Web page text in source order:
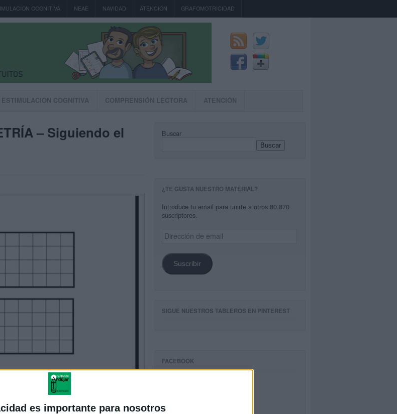
es importante para nosotros
COGNITIVA NEAE NAVIDAD ATENCIÓN GRAFOMOTRICIDAD
ESTIMULACION COGNITIVA COMPRENSIÓN LECTORA ATENCIÓN
– Siguiendo el
Buscar
Buscar
¿TE GUSTA NUESTRO MATERIAL?
Introduce tu email para unirte a otros 80.870
suscriptores.
Dirección
de
Suscribir
SIGUE NUESTROS TABLEROS EN PINTEREST
FACEBOOK